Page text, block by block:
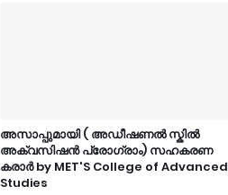
അസാപ്പുമായി ( അഡീഷണൽ സ്കിൽ
അക്വസിഷൻ പ്രോഗ്രാം) സഹകരണ
കരാർ by MET'S College of Advanced
Studies